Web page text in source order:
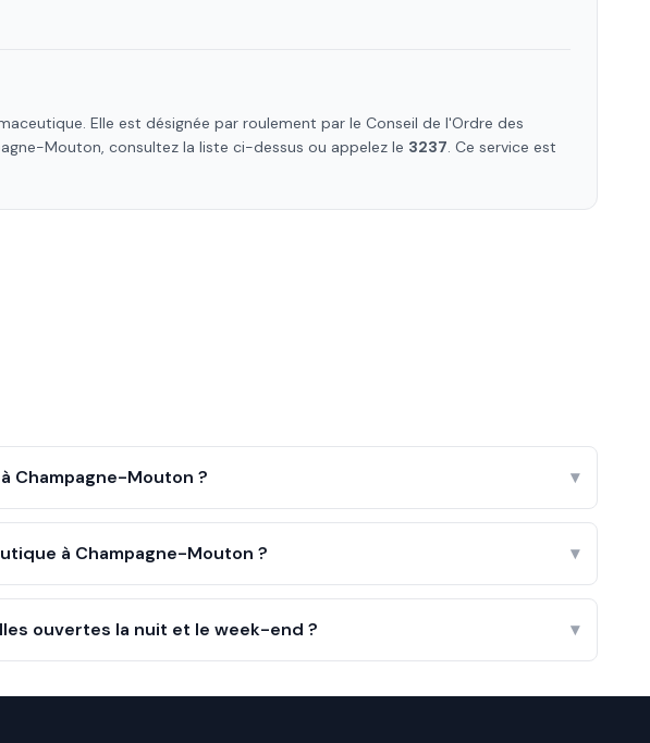
Elle est désignée par roulement par le Conseil de l'Ordre des
Mouton, consultez la liste ci-dessus ou appelez le 3237. Ce service est
Champagne-Mouton ? ▾
à Champagne-Mouton ? ▾
ouvertes la nuit et le week-end ? ▾